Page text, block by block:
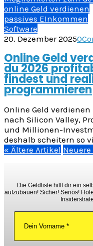
online Geld verdienen
passives EInkommen
Software
20. Dezember 20250
Online Geld
du 2026
findest und
programmieren
Online Geld
nach Silicon Valley,
und Millionen-
deshalb scheitern so
« Ältere Artikel
Die Geldliste hilft dir ein
aufzubauen! Sicher! Seriös!